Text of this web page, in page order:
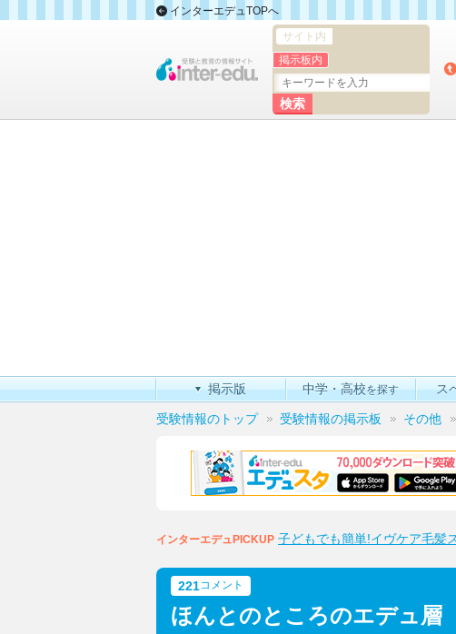
インターエデュTOPへ
サイト内
掲示板内
掲示版 中学・高校を探す ス
受験情報のトップ 受験情報の掲示板 その他
インターエデュPICKUP 子どもでも簡単!イヴケア毛髪
221コメント
ほんとのところのエデュ層